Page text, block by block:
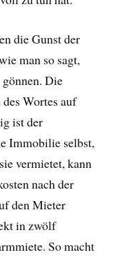
die Gunst der
man so sagt,
Die
Wortes auf
ist der
Immobilie selbst,
vermietet, kann
nach der
den Mieter
in zwölf
So macht